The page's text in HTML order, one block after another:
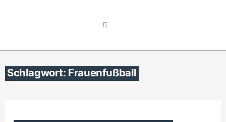
Schlagwort: Frauenfußball